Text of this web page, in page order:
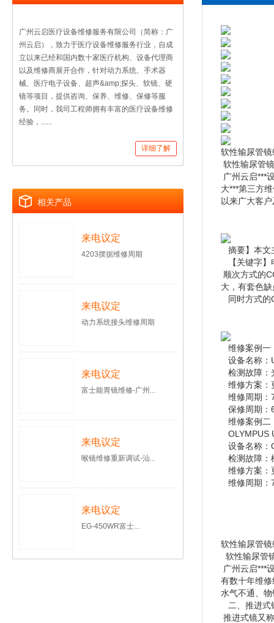
广州云启医疗设备维修服务有限公司（简称：广
州云启），致力于医疗设备维修服务行业，自成
立以来已经和国内数十家医疗机构、设备代理商
以及维修商展开合作，针对动力系统、手术器
械、医疗电子设备、超声&amp;探头、软镜、硬
镜等项目，提供咨询、保养、维修、保修等服
务。同时，我司工程师拥有丰富的医疗设备维修
经验，......
详细了解
相关产品
来电议定
4203摆据维修周期
来电议定
动力系统接头维修周期
来电议定
富士能胃镜维修-广州...
来电议定
喉镜维修重新调试-汕...
来电议定
EG-450WR富士...
软性输尿管镜
软性输尿管
广州云启***
大***第三方
以来广大客
摘要】本文
【关键字】
顺次方式的
大，有套色
同时方式的
维修案例一
设备名称：
检测故障：
维修方案：
维修周期：
保修周期：
维修案例二
OLYMPUS
设备名称：
检测故障：
维修方案：
维修周期：
软性输尿管镜
软性输尿管
广州云启***
有数十年维
水气不通、
二、推进式
推进式镜又